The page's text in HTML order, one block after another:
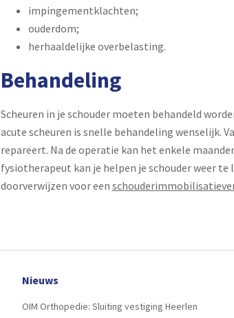
impingementklachten;
ouderdom;
herhaaldelijke overbelasting.
Behandeling
Scheuren in je schouder moeten behandeld
acute scheuren is snelle behandeling wenselijk.
repareert. Na de operatie kan het enkele
fysiotherapeut kan je helpen je schouder weer te
doorverwijzen voor een
Nieuws
OIM Orthopedie: Sluiting vestiging Heerlen